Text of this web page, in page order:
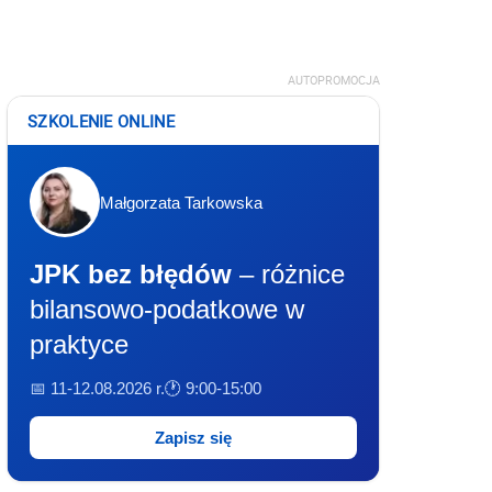
AUTOPROMOCJA
SZKOLENIE ONLINE
Małgorzata Tarkowska
JPK bez błędów – różnice
bilansowo-podatkowe w
praktyce
📅 11-12.08.2026 r.🕐 9:00-15:00
Zapisz się